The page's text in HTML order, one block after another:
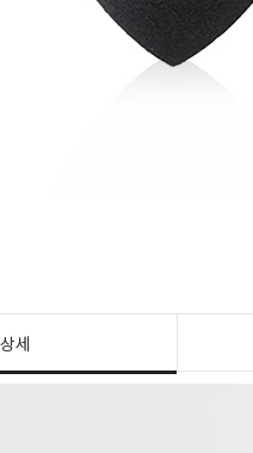
세